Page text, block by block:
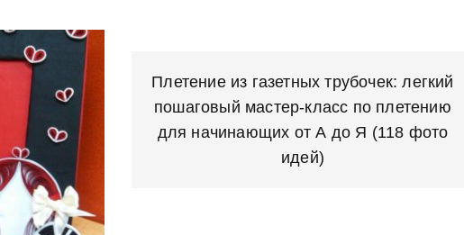
Плетение из газетных трубочек: легкий
пошаговый мастер-класс по плетению
для начинающих от А до Я (118 фото
идей)